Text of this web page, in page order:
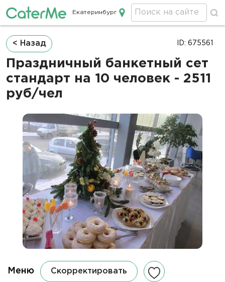
Кейтеринг в Екатеринбурге
Екатеринбург
Строка
навигации
< Назад
Праздничный банкетный сет
стандарт на 10 человек - 2511
руб/чел
ID: 675561
Меню Скорректировать